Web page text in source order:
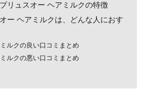
リュスオー ヘアミルクの特徴
ー ヘアミルクは、どんな人におす
ルクの良い口コミまとめ
ルクの悪い口コミまとめ